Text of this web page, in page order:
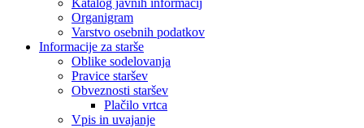
Organigram
Varstvo osebnih podatkov
Informacije za starše
Oblike sodelovanja
Pravice staršev
Obveznosti staršev
Plačilo vrtca
Vpis in uvajanje